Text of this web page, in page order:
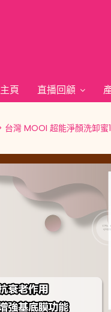
主頁 直播回顧
台灣 MOOI 超能淨顏洗卸